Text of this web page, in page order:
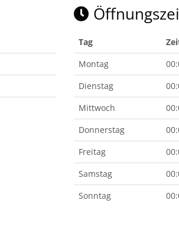
Tag
Montag
Dienstag
Mittwoch
Donnerstag
Freitag
Samstag
Sonntag